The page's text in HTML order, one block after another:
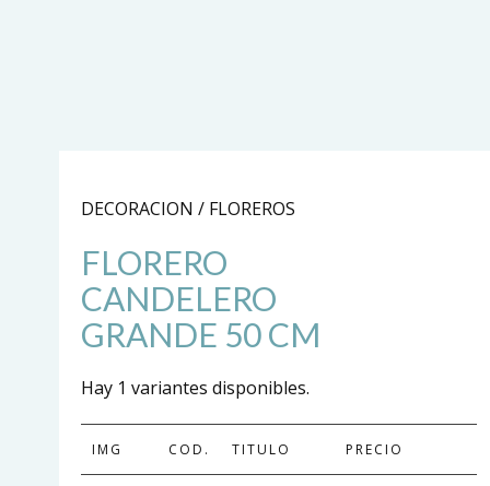
DECORACION / FLOREROS
FLORERO
CANDELERO
GRANDE 50 CM
Hay 1 variantes disponibles.
IMG COD. TITULO PRECIO